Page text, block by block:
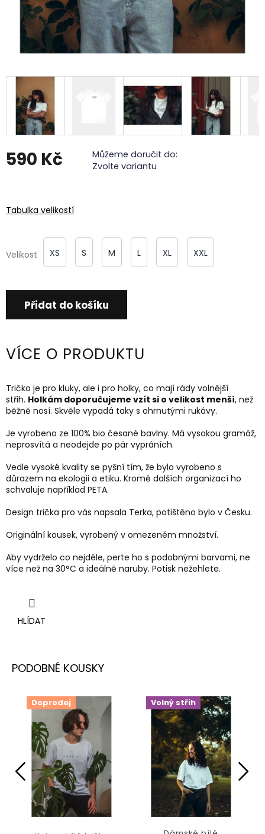
590 Kč
Můžeme doručit do:
Zvolte variantu
Tabulka velikostí
Velikost XS S M L XL XXL
Přidat do košíku
VÍCE O PRODUKTU
Tričko je pro kluky, ale i pro holky, co mají rády volnější
střih. Holkám doporučujeme vzít si o velikost menší, než
běžně nosí. Skvěle vypadá taky s ohrnutými rukávy.
Je vyrobeno ze 100% bio česané bavlny. Má vysokou gramáž,
neprosvítá a neodejde po pár vypráních.
Vedle vysoké kvality se pyšní tím, že bylo vyrobeno s
důrazem na ekologii a etiku. Kromě dalších organizací ho
schvaluje například PETA.
Design trička pro vás napsala Terka, potištěno bylo v Česku.
Originální kousek, vyrobený v omezeném množství.
Aby vydrželo co nejdéle, perte ho s podobnými barvami, ne
více než na 30°C a ideálně naruby. Potisk nežehlete.
HLÍDAT
Doprodej Volný střih